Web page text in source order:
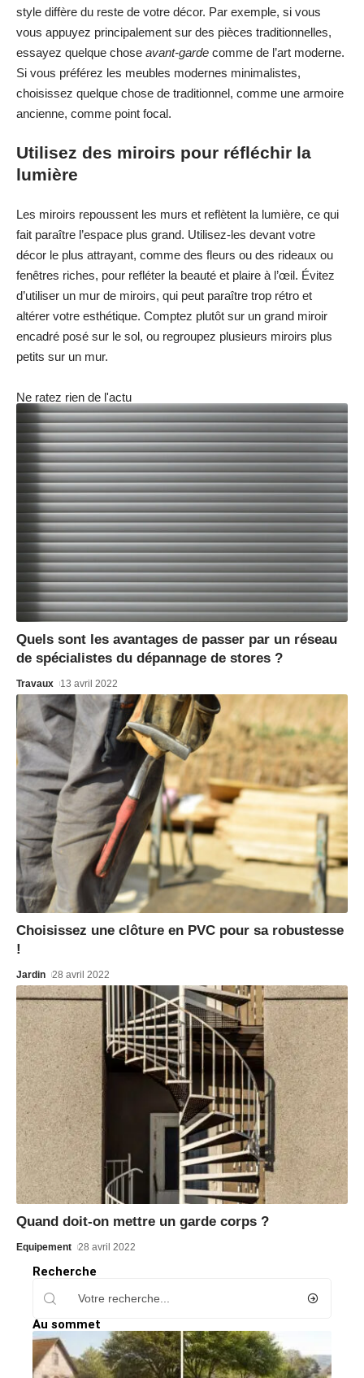
style diffère du reste de votre décor. Par exemple, si vous
vous appuyez principalement sur des pièces traditionnelles,
essayez quelque chose avant-garde comme de l’art moderne.
Si vous préférez les meubles modernes minimalistes,
choisissez quelque chose de traditionnel, comme une armoire
ancienne, comme point focal.
Utilisez des miroirs pour réfléchir la
lumière
Les miroirs repoussent les murs et reflètent la lumière, ce qui
fait paraître l’espace plus grand. Utilisez-les devant votre
décor le plus attrayant, comme des fleurs ou des rideaux ou
fenêtres riches, pour refléter la beauté et plaire à l’œil. Évitez
d’utiliser un mur de miroirs, qui peut paraître trop rétro et
altérer votre esthétique. Comptez plutôt sur un grand miroir
encadré posé sur le sol, ou regroupez plusieurs miroirs plus
petits sur un mur.
Ne ratez rien de l'actu
Quels sont les avantages de passer par un réseau
de spécialistes du dépannage de stores ?
Travaux 13 avril 2022
Choisissez une clôture en PVC pour sa robustesse
!
Jardin 28 avril 2022
Quand doit-on mettre un garde corps ?
Equipement 28 avril 2022
Recherche
Au sommet